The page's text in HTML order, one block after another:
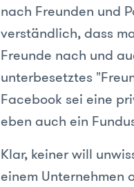
nach Freunden und
verständlich, dass
Freunde nach und
unterbesetztes
Facebook sei eine
eben auch ein
Klar, keiner will
einem Unternehmen